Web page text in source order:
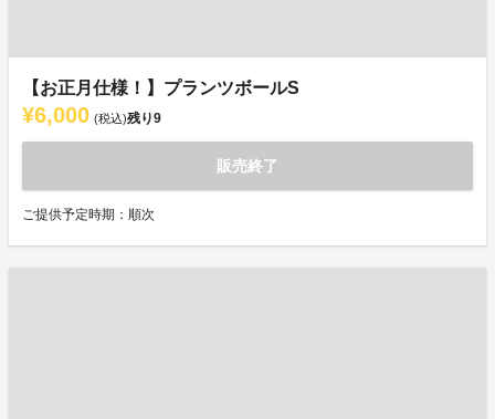
【お正月仕様！】プランツボールS
¥6,000 (税込)残り9
販売終了
ご提供予定時期：順次